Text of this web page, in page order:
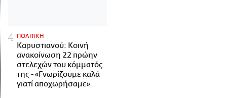
ΠΟΛΙΤΙΚΗ
Καρυστιανού: Κοινή
ανακοίνωση 22 πρώην
στελεχών του κόμματός
της - «Γνωρίζουμε καλά
γιατί αποχωρήσαμε»